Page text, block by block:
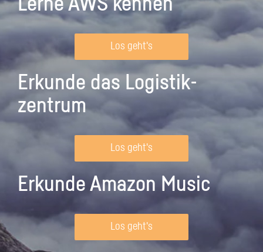
Los geht's
Erkunde das Logistik­
zentrum
Los geht's
Erkunde Amazon Music
Los geht's